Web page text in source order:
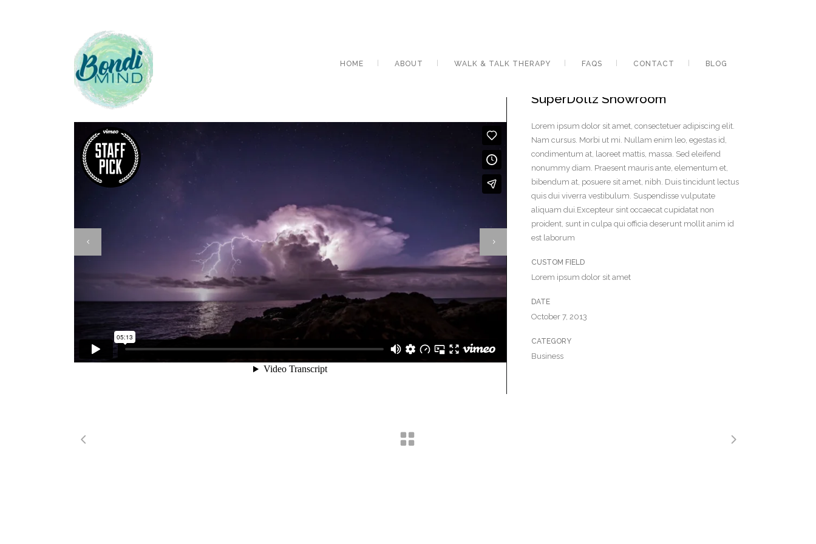
HOME ABOUT WALK & TALK THERAPY FAQS CONTACT BLOG
SuperDollz Showroom
Lorem ipsum dolor sit amet, consectetuer adipiscing elit.
Nam cursus. Morbi ut mi. Nullam enim leo, egestas id,
condimentum at, laoreet mattis, massa. Sed eleifend
nonummy diam. Praesent mauris ante, elementum et,
bibendum at, posuere sit amet, nibh. Duis tincidunt lectus
quis dui viverra vestibulum. Suspendisse vulputate
aliquam dui.Excepteur sint occaecat cupidatat non
proident, sunt in culpa qui officia deserunt mollit anim id
est laborum
CUSTOM FIELD
Lorem ipsum dolor sit amet
DATE
October 7, 2013
CATEGORY
Business